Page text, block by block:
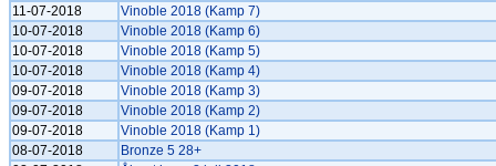
11-07-2018
Vinoble 2018 (Kamp 7)
10-07-2018
Vinoble 2018 (Kamp 6)
10-07-2018
Vinoble 2018 (Kamp 5)
10-07-2018
Vinoble 2018 (Kamp 4)
09-07-2018
Vinoble 2018 (Kamp 3)
09-07-2018
Vinoble 2018 (Kamp 2)
09-07-2018
Vinoble 2018 (Kamp 1)
08-07-2018
Bronze 5 28+